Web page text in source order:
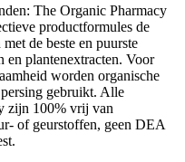
The Organic Pharmacy
productformules de
de beste en puurste
en plantenextracten. Voor
worden organische
gebruikt. Alle
zijn 100% vrij van
of geurstoffen, geen DEA